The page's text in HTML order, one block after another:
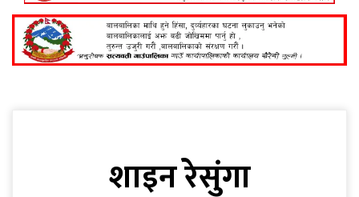
शाइन रेसुंगा